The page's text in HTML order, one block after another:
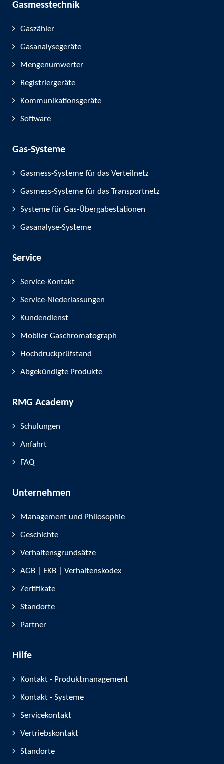
Gasmesstechnik
Gaszähler
Gasanalysegeräte
Mengenumwerter
Registriergeräte
Kommunikationsgeräte
Software
Gas-Systeme
Gasmess-Systeme für das Verteilnetz
Gasmess-Systeme für das Transportnetz
Systeme für Gas-Übergabestationen
Gasanalyse-Systeme
Service
Service-Kontakt
Service-Niederlassungen
Kundendienst
Mobiler Gaschromatograph
Hochdruckprüfstand
Abgekündigte Produkte
RMG Academy
Schulungen
Anfahrt
FAQ
Unternehmen
Management und Philosophie
Geschichte
Verhaltensgrundsätze
AGB | EKB | Verhaltenskodex
Zertifikate
Standorte
Partner
Hilfe
Kontakt - Produktmanagement
Kontakt - Systeme
Servicekontakt
Vertriebskontakt
Standorte